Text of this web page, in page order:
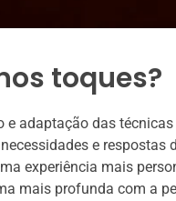
toques?
e adaptação das
e respostas
experiência mais
mais profunda com a